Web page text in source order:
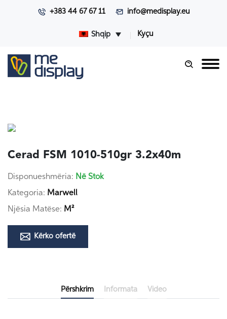
+383 44 67 67 11 info@medisplay.eu
Shqip Kyçu
Cerad FSM 1010-510gr 3.2x40m
Disponueshmëria: Në Stok
Kategoria: Marwell
Njësia Matëse: M²
Kërko ofertë
Përshkrim Informata Video